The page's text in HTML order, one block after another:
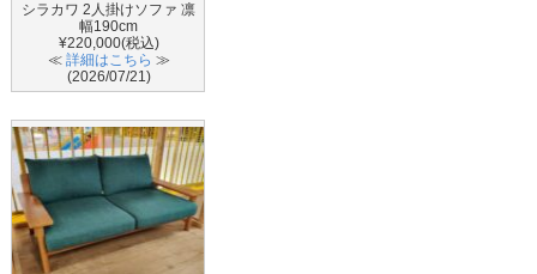
シラカワ 2人掛けソファ 凛
幅190cm
¥220,000(税込)
≪ 詳細はこちら ≫
(2026/07/21)